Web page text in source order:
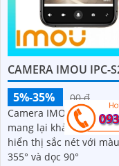
CAMERA IMOU IPC-
5%-35%
00 ₫
Camera IMOU IPC-
mang lại khả năng quan
hiển thị sắc nét với
355° và dọc 90°